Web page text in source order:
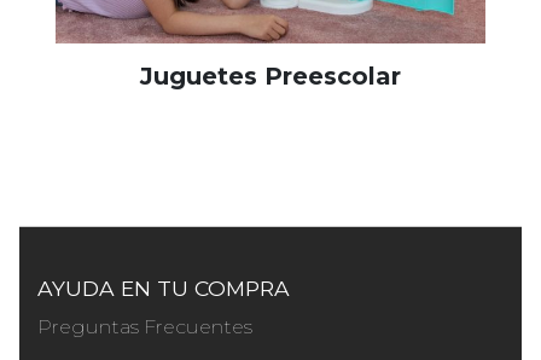
Juguetes Preescolar
AYUDA EN TU COMPRA
Preguntas Frecuentes